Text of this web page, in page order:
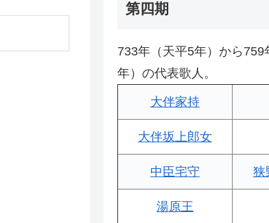
第四期
733年（天平5年）から759
年）の代表歌人。
大伴家持
大伴坂上郎女
中臣宅守 狭
湯原王